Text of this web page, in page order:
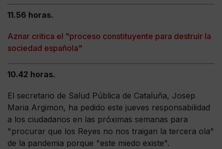
11.56 horas.
Aznar critica el "proceso constituyente para destruir la
sociedad española"
10.42 horas.
El secretario de Salud Pública de Cataluña, Josep
Maria Argimon, ha pedido este jueves responsabilidad
a los ciudadanos en las próximas semanas para
"procurar que los Reyes no nos traigan la tercera ola"
de la pandemia porque "este miedo existe".